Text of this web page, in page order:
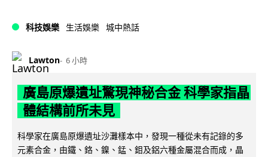
科技娛樂 生活娛樂 城中熱話
Lawton 6 小時
廣島原爆遺址驚現神秘合金 科學家指晶
體結構前所未見
科學家在廣島原爆遺址沙灘樣本中，發現一種從未有記錄的多
元素合金，由鐵、鉻、鎳、錳、鉬及鋁六種金屬混合而成，晶